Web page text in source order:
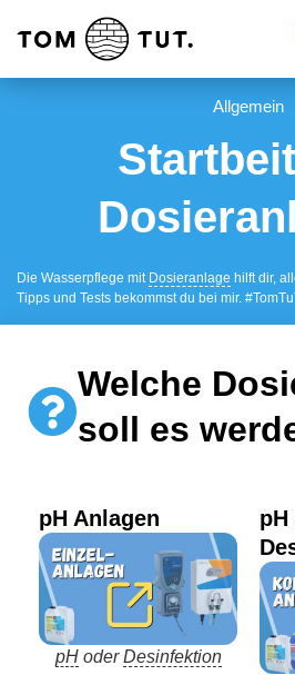
Allgemein
Die Wasserpflege mit Dosieranlage hilft dir,
Tipps und Tests bekommst du bei mir.
Welche
soll es
pH Anlagen
pHoderDesinfektion
pH